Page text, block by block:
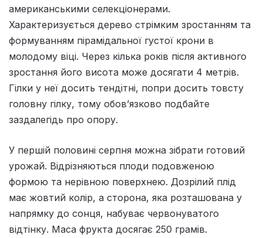
американськими селекціонерами.
Характеризується дерево стрімким зростанням та
формуванням пірамідальної густої крони в
молодому віці. Через кілька років після активного
зростання його висота може досягати 4 метрів.
Гілки у неї досить тендітні, попри досить товсту
головну гілку, тому обов’язково подбайте
заздалегідь про опору.
У першій половині серпня можна зібрати готовий
урожай. Відрізняються плоди подовженою
формою та нерівною поверхнею. Дозрілий плід
має жовтий колір, а сторона, яка розташована у
напрямку до сонця, набуває червонуватого
відтінку. Маса фрукта досягає 250 грамів.